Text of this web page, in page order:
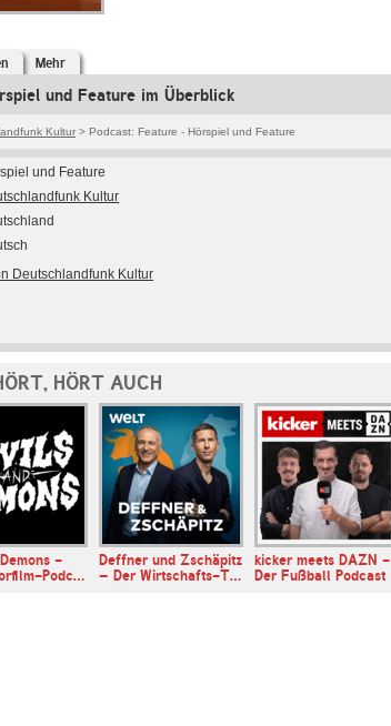
Mehr
und Feature im Überblick
Kultur > Podcast: Feature - Hörspiel und Feature
und Feature
Kultur
Deutschlandfunk Kultur
HÖRT AUCH
-
Podc…
Deffner und Zschäpitz
– Der Wirtschafts-T…
kicker meets DAZN -
Der Fußball Podcast